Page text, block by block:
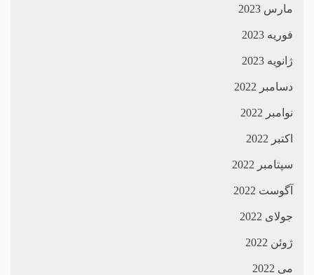
مارس 2023
فوریه 2023
ژانویه 2023
دسامبر 2022
نوامبر 2022
اکتبر 2022
سپتامبر 2022
آگوست 2022
جولای 2022
ژوئن 2022
می 2022